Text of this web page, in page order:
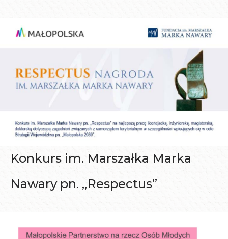
Konkurs im. Marszałka Marka
Nawary pn. „Respectus”